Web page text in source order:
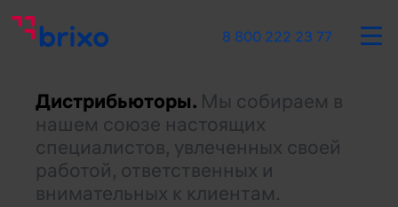
8 800 222 23 77
Дистрибьюторы. Мы собираем в
нашем союзе настоящих
специалистов, увлеченных своей
работой, ответственных и
внимательных к клиентам.